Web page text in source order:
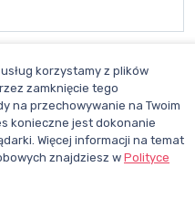
Cała Polska 04.01.2021
korzystamy z plików
zamknięcie tego
na przechowywanie na Twoim
konieczne jest dokonanie
Więcej informacji na temat
znajdziesz w Polityce